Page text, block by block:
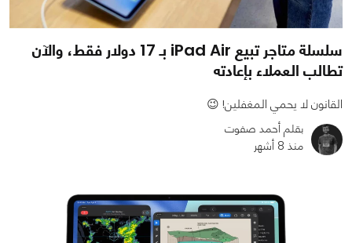
854
0
سلسلة متاجر تبيع iPad Air بـ 17 دولار فقط، والآن
تطالب العملاء بإعادته
القانون لا يحمي المغفلين! 😉
بقلم أحمد صفوت
منذ 8 أشهر